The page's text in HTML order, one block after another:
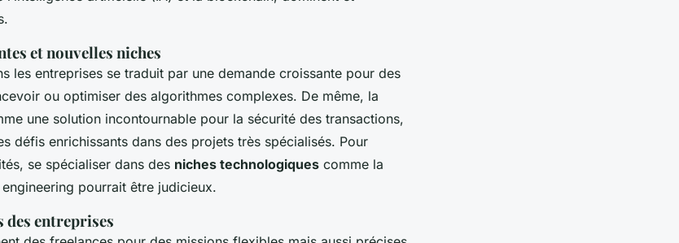
et nouvelles niches
les entreprises se traduit par une demande croissante pour des
ou optimiser des algorithmes complexes. De même, la
une solution incontournable pour la sécurité des transactions,
défis enrichissants dans des projets très spécialisés. Pour
se spécialiser dans des niches technologiques comme la
pourrait être judicieux.
des entreprises